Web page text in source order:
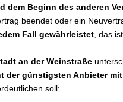
dem Beginn des anderen
beendet oder ein
Fall gewährleistet , das
an der Weinstraße
der günstigsten Anbieter
soll: